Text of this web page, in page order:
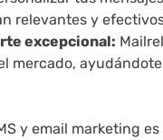
relevantes y
excepcional:
mercado,
y email marketing es